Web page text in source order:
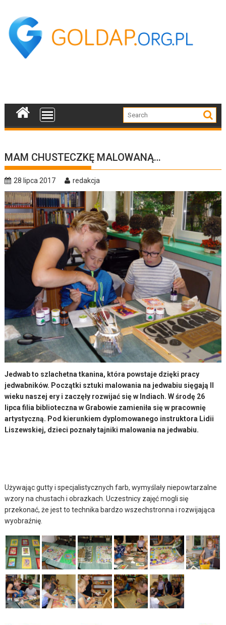
content
MAM CHUSTECZKĘ MALOWANĄ…
28 lipca 2017 redakcja
Jedwab to szlachetna tkanina, która powstaje dzięki pracy
jedwabników. Początki sztuki malowania na jedwabiu sięgają II
wieku naszej ery i zaczęły rozwijać się w Indiach. W środę 26
lipca filia biblioteczna w Grabowie zamieniła się w pracownię
artystyczną. Pod kierunkiem dyplomowanego instruktora Lidii
Liszewskiej, dzieci poznały tajniki malowania na jedwabiu.
Używając gutty i specjalistycznych farb, wymyślały niepowtarzalne
wzory na chustach i obrazkach. Uczestnicy zajęć mogli się
przekonać, że jest to technika bardzo wszechstronna i rozwijająca
wyobraźnię.